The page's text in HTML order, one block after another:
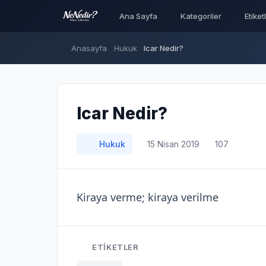
Ana Sayfa Kategoriler
Anasayfa Hukuk Icar Nedir?
Icar Nedir?
Hukuk 15 Nisan 2019 107
Kiraya verme; kiraya verilme
ETIKETLER